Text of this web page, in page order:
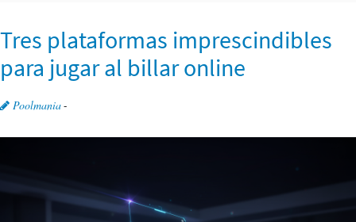
Tres plataformas imprescindibles
para jugar al billar online
Poolmania-